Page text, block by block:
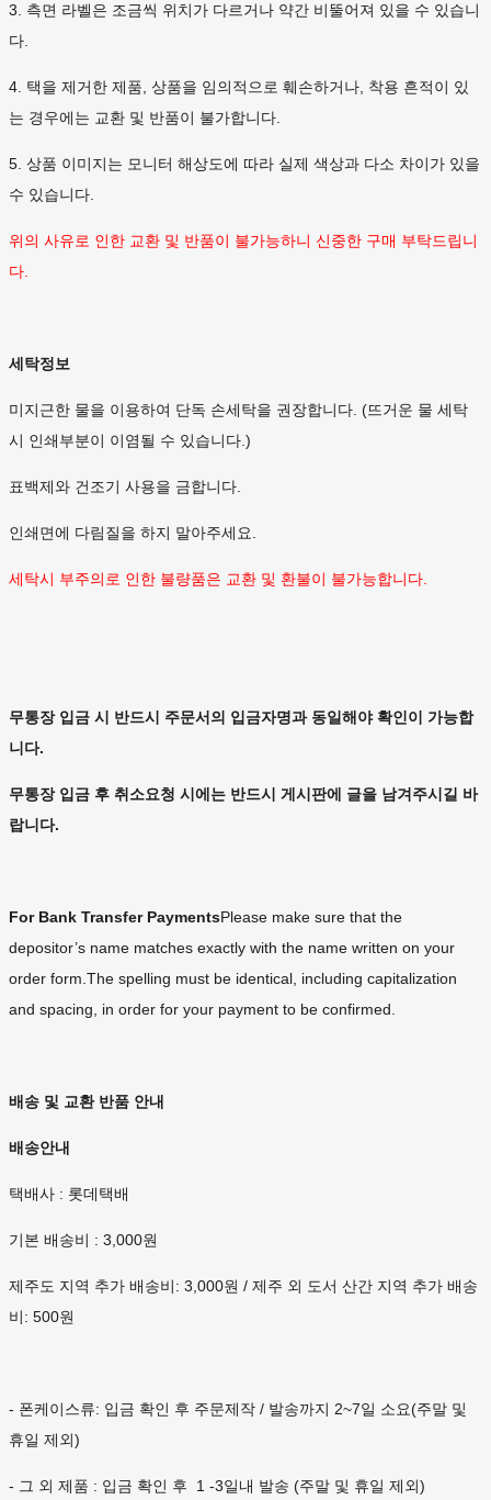
3. 측면 라벨은 조금씩 위치가 다르거나 약간 비뚤어져 있을 수 있습니
다.
4. 택을 제거한 제품, 상품을 임의적으로 훼손하거나, 착용 흔적이 있
는 경우에는 교환 및 반품이 불가합니다.
5. 상품 이미지는 모니터 해상도에 따라 실제 색상과 다소 차이가 있을
수 있습니다.
위의 사유로 인한 교환 및 반품이 불가능하니 신중한 구매 부탁드립니
다.
세탁정보
미지근한 물을 이용하여 단독 손세탁을 권장합니다. (뜨거운 물 세탁
시 인쇄부분이 이염될 수 있습니다.)
표백제와 건조기 사용을 금합니다.
인쇄면에 다림질을 하지 말아주세요.
세탁시 부주의로 인한 불량품은 교환 및 환불이 불가능합니다.
무통장 입금 시 반드시 주문서의 입금자명과 동일해야 확인이 가능합
니다.
무통장 입금 후 취소요청 시에는 반드시 게시판에 글을 남겨주시길 바
랍니다.
For Bank Transfer PaymentsPlease make sure that the
depositor’s name matches exactly with the name written on your
order form.The spelling must be identical, including capitalization
and spacing, in order for your payment to be confirmed.
배송 및 교환 반품 안내
배송안내
택배사 : 롯데택배
기본 배송비 : 3,000원
제주도 지역 추가 배송비: 3,000원 / 제주 외 도서 산간 지역 추가 배송
비: 500원
- 폰케이스류: 입금 확인 후 주문제작 / 발송까지 2~7일 소요(주말 및
휴일 제외)
- 그 외 제품 : 입금 확인 후 1 -3일내 발송 (주말 및 휴일 제외)